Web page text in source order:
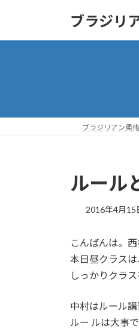
ブラジリ
ブラジリアン柔
ルール
2016年4月15
こんばんは。西
本日昼クラスは
しっかりクラ
中村はルール講
ルー ルは大事